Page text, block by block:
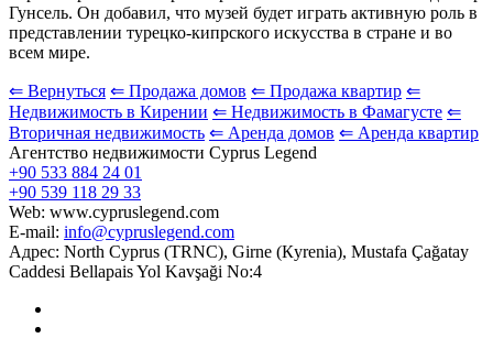
Гунсель. Он добавил, что музей будет играть активную роль в
представлении турецко-кипрского искусства в стране и во
всем мире.
⇐ Вернуться ⇐ Продажа домов ⇐ Продажа квартир ⇐
Недвижимость в Кирении ⇐ Недвижимость в Фамагусте ⇐
Вторичная недвижимость ⇐ Аренда домов ⇐ Аренда квартир
Агентство недвижимости Cyprus Legend
+90 533 884 24 01
+90 539 118 29 33
Web: www.cypruslegend.com
E-mail: info@cypruslegend.com
Адрес: North Cyprus (ТRNC), Girne (Кyrenia), Mustafa Çağatay
Caddesi Bellapais Yol Kavşaği No:4